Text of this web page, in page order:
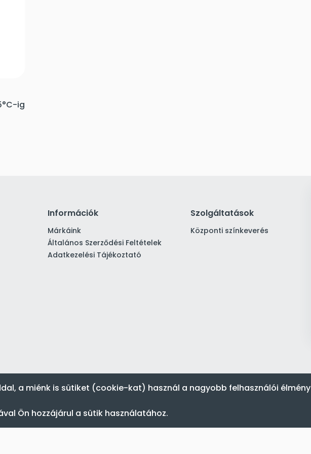
ig
Információk
Márkáink
Általános Szerződési Feltételek
Adatkezelési Tájékoztató
Szolgáltatások
Központi színkeverés
Festék’96 Kft. © 1996-2024. Minden jog fenntartva.
a miénk is sütiket (cookie-kat) használ a nagyobb felhasználói élmény
Ön hozzájárul a sütik használatához.